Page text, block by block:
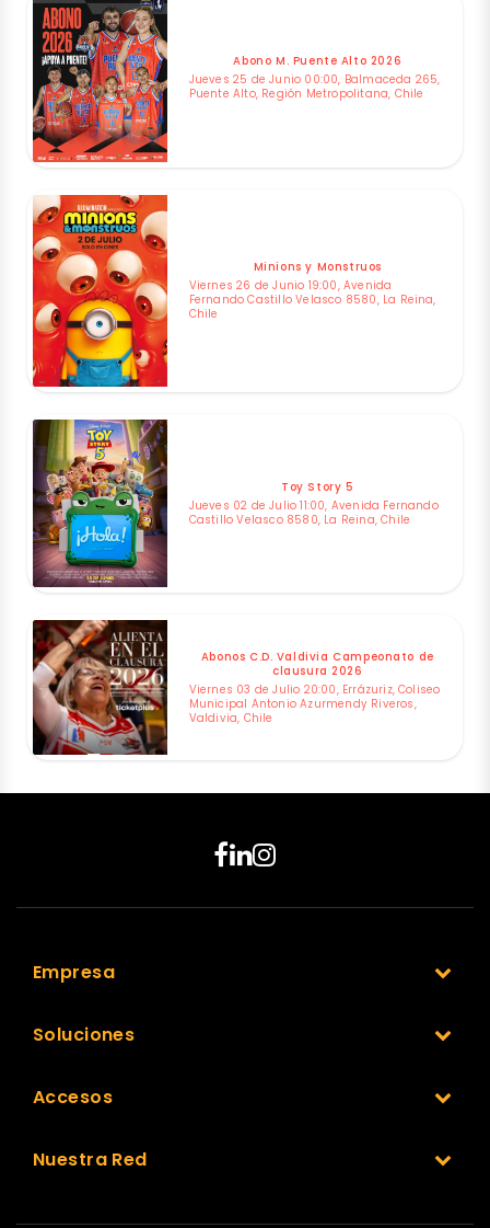
Abono M. Puente Alto 2026
Jueves 25 de Junio 00:00, Balmaceda 265,
Puente Alto, Región Metropolitana, Chile
Minions y Monstruos
Viernes 26 de Junio 19:00, Avenida
Fernando Castillo Velasco 8580, La Reina,
Chile
Toy Story 5
Jueves 02 de Julio 11:00, Avenida Fernando
Castillo Velasco 8580, La Reina, Chile
Abonos C.D. Valdivia Campeonato de
clausura 2026
Viernes 03 de Julio 20:00, Errázuriz, Coliseo
Municipal Antonio Azurmendy Riveros,
Valdivia, Chile
Empresa
Soluciones
Accesos
Nuestra Red